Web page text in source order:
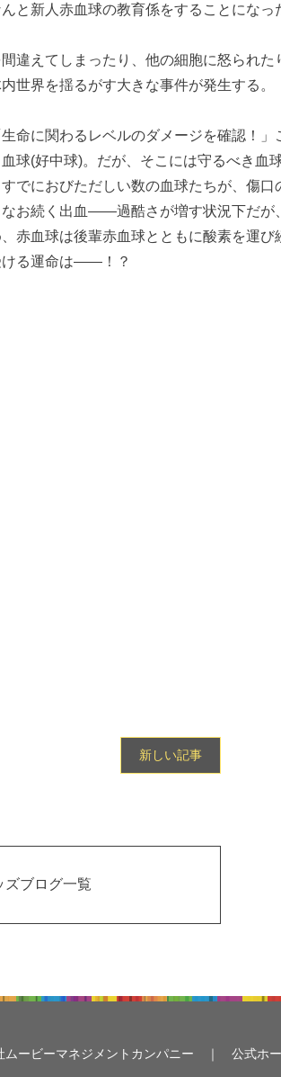
と新人赤血球の教育係をすることになっ
違えてしまったり、他の細胞に怒られた
世界を揺るがす大きな事件が発生する。
命に関わるレベルのダメージを確認！」
球(好中球)。だが、そこには守るべき血
でにおびただしい数の血球たちが、傷口
なお続く出血――過酷さが増す状況下だが
赤血球は後輩赤血球とともに酸素を運び
ける運命は――！？
新しい記事
ズブログ一覧
ムービーマネジメントカンパニー ｜ 公式ホ